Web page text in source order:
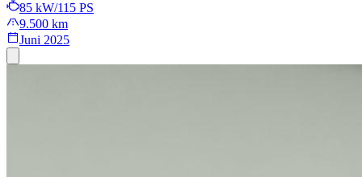
85 kW/115 PS
9.500 km
Juni 2025